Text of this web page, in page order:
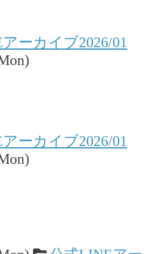
ーカイブ2026/01
ーカイブ2026/01